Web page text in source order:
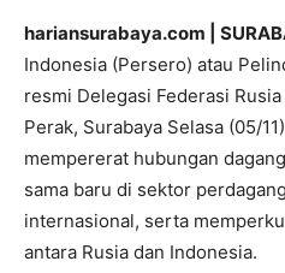
hariansurabaya.com |
Indonesia (Persero) atau
resmi Delegasi Federasi
Perak, Surabaya Selasa (05/
mempererat hubungan
sama baru di sektor
internasional, serta
antara Rusia dan Indonesia.